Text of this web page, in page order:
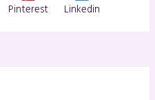
Pinterest Linkedin